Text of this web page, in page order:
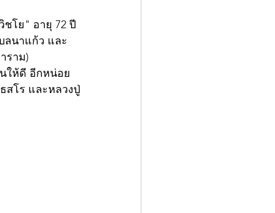
โย" อายุ 72 ปี
ลนาแก้ว และ
ราม)
ให้ดี อีกหน่อย
สโร และหลวงปู่